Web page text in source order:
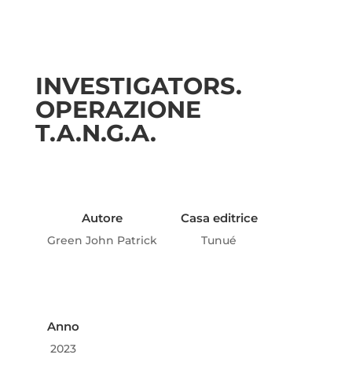
INVESTIGATORS.
OPERAZIONE
T.A.N.G.A.
Autore
Green John Patrick
Casa editrice
Tunué
Anno
2023